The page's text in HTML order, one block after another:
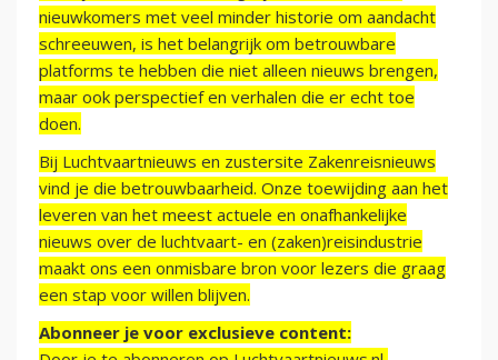
nieuwkomers met veel minder historie om aandacht
schreeuwen, is het belangrijk om betrouwbare
platforms te hebben die niet alleen nieuws brengen,
maar ook perspectief en verhalen die er echt toe
doen.
Bij Luchtvaartnieuws en zustersite Zakenreisnieuws
vind je die betrouwbaarheid. Onze toewijding aan het
leveren van het meest actuele en onafhankelijke
nieuws over de luchtvaart- en (zaken)reisindustrie
maakt ons een onmisbare bron voor lezers die graag
een stap voor willen blijven.
Abonneer je voor exclusieve content: